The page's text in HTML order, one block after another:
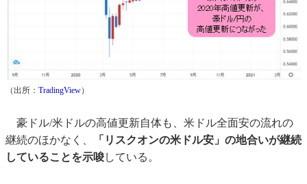
（出所： TradingView）
豪ドル/米ドルの高値更新自体も、米ドル全面安の流れの
継続のほかなく、
「リスクオンの米ドル安」の地合いが継続
していることを示唆している。